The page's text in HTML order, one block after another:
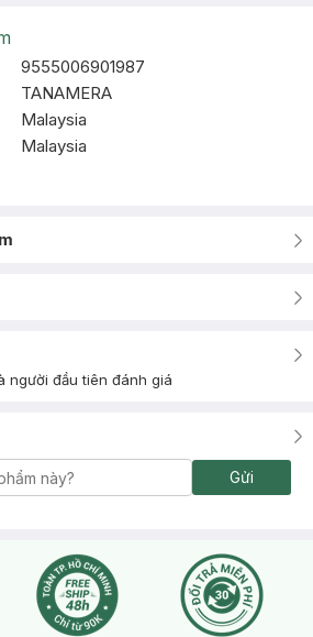
9555006901987
TANAMERA
Malaysia
Malaysia
người đầu tiên đánh giá
Gửi